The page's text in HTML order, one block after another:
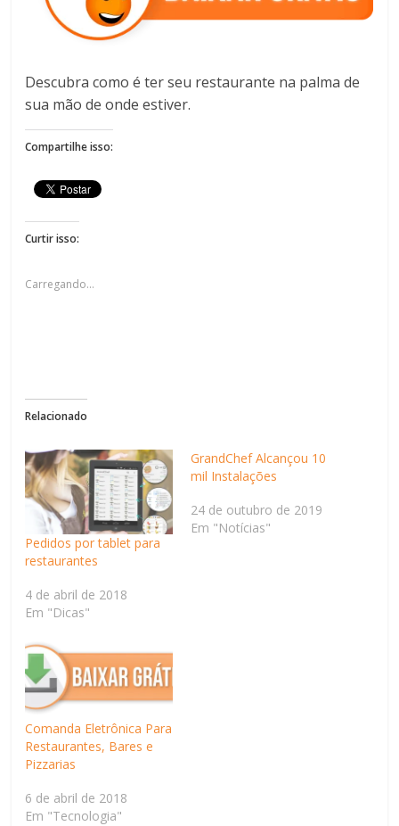
Descubra como é ter seu restaurante na palma de
sua mão de onde estiver.
Compartilhe isso:
Curtir isso:
Carregando...
Relacionado
Pedidos por tablet para
restaurantes
4 de abril de 2018
Em "Dicas"
GrandChef Alcançou 10
mil Instalações
24 de outubro de 2019
Em "Notícias"
Comanda Eletrônica Para
Restaurantes, Bares e
Pizzarias
6 de abril de 2018
Em "Tecnologia"